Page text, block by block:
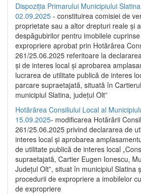
Dispoziția Primarului Municipiului
02.09.2025 - constituirea comisiei de
proprietate sau a altor drepturi reale și
despăgubirilor pentru imobilele
expropriere aprobat prin Hotărârea
261/25.06.2025 referitoare la
și de interes local și aprobarea
lucrarea de utilitate publică de interes
parcare supraetajată, situată în
municipiul Slatina, județul Olt”
Hotărârea Consiliului Local al
15.09.2025- modificarea Hotărârii
261/25.06.2025 privind declararea de
interes local și aprobarea
de utilitate publică de interes local
supraetajată, Cartier Eugen Ionescu,
Județul Olt”, situat în municipiul Slatina
procedurii de expropriere a imobilelor
de expropriere